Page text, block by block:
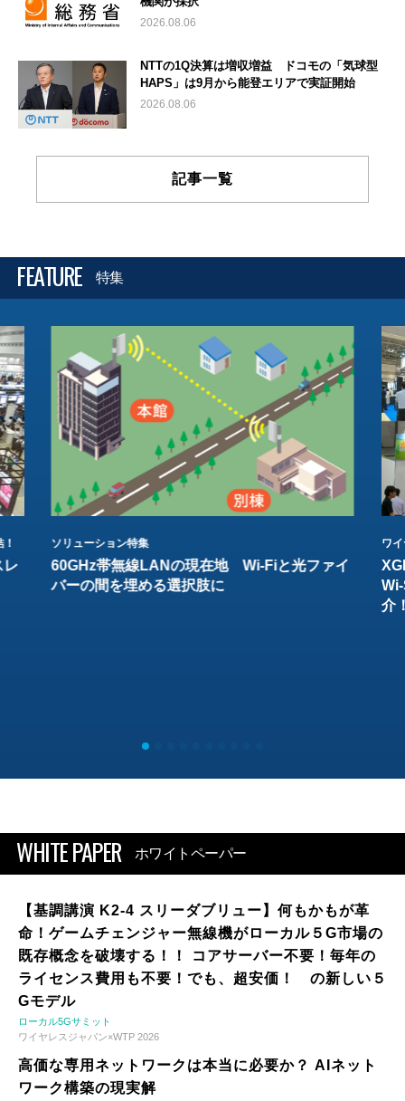
2026.08.06
NTTの1Q決算は増収増益 ドコモの「気球型
HAPS」は9月から能登エリアで実証開始
2026.08.06
記事一覧
FEATURE 特集
レ
ソリューション特集
60GHz帯無線LANの現在地 Wi-Fiと光ファイ
バーの間を埋める選択肢に
ワ
介
WHITE PAPER ホワイトペーパー
【基調講演 K2-4 スリーダブリュー】何もかもが革
命！ゲームチェンジャー無線機がローカル５G市場の
既存概念を破壊する！！ コアサーバー不要！毎年の
ライセンス費用も不要！でも、超安価！ の新しい５
Gモデル
ローカル5Gサミット
ワイヤレスジャパン×WTP 2026
高価な専用ネットワークは本当に必要か？ AIネット
ワーク構築の現実解